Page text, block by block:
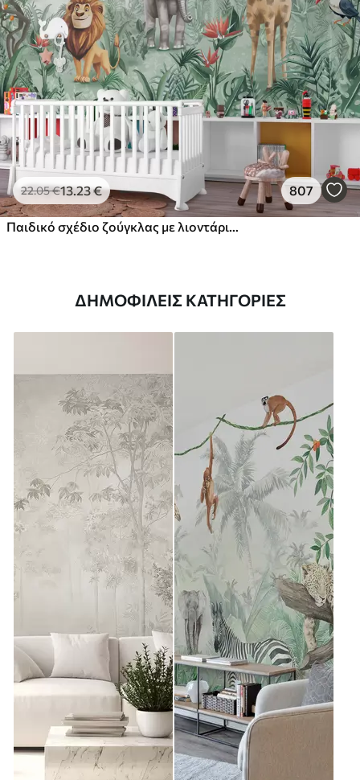
22.05€13.23€ 807
ΔΗΜΟΦΙΛΕΊΣ ΚΑΤΗΓΟΡΊΕΣ